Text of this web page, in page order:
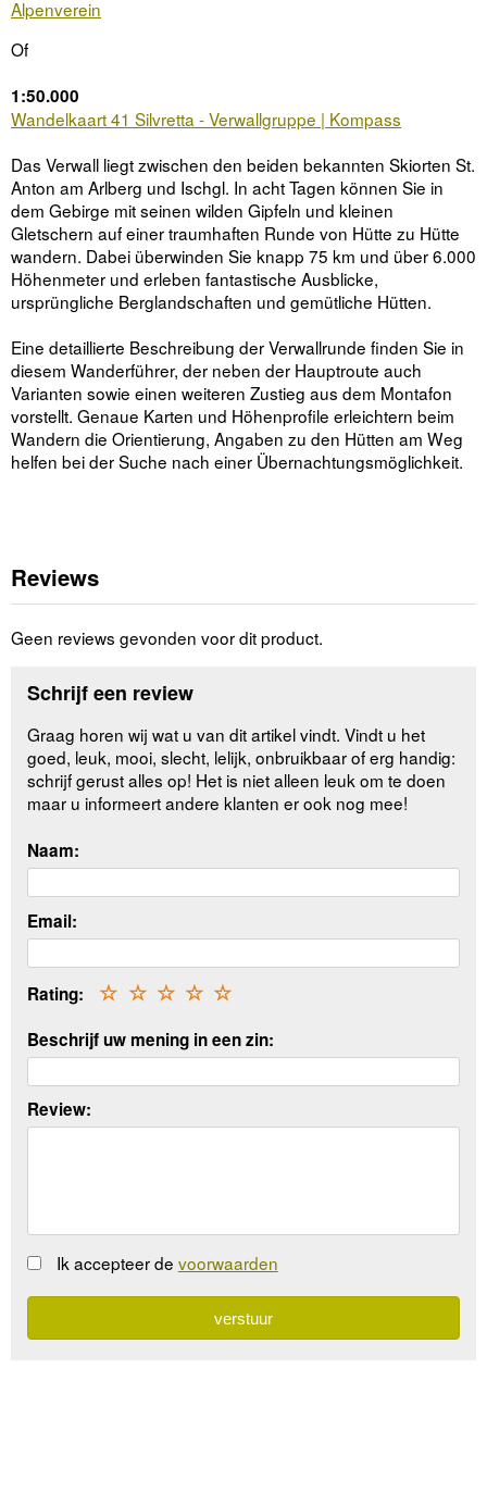
Alpenverein
Of
1:50.000
Wandelkaart 41 Silvretta - Verwallgruppe | Kompass
Das Verwall liegt zwischen den beiden bekannten Skiorten St.
Anton am Arlberg und Ischgl. In acht Tagen können Sie in
dem Gebirge mit seinen wilden Gipfeln und kleinen
Gletschern auf einer traumhaften Runde von Hütte zu Hütte
wandern. Dabei überwinden Sie knapp 75 km und über 6.000
Höhenmeter und erleben fantastische Ausblicke,
ursprüngliche Berglandschaften und gemütliche Hütten.
Eine detaillierte Beschreibung der Verwallrunde finden Sie in
diesem Wanderführer, der neben der Hauptroute auch
Varianten sowie einen weiteren Zustieg aus dem Montafon
vorstellt. Genaue Karten und Höhenprofile erleichtern beim
Wandern die Orientierung, Angaben zu den Hütten am Weg
helfen bei der Suche nach einer Übernachtungsmöglichkeit.
Reviews
Geen reviews gevonden voor dit product.
Schrijf een review
Graag horen wij wat u van dit artikel vindt. Vindt u het
goed, leuk, mooi, slecht, lelijk, onbruikbaar of erg handig:
schrijf gerust alles op! Het is niet alleen leuk om te doen
maar u informeert andere klanten er ook nog mee!
Naam:
Email:
Rating: ☆
☆
☆
☆
☆
Beschrijf uw mening in een zin:
Review:
Ik accepteer de voorwaarden